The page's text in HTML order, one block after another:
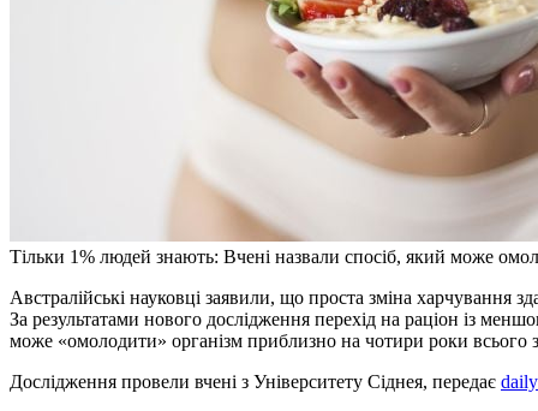
Тільки 1% людей знають: Вчені назвали спосіб, який може
Австралійські науковці заявили, що проста зміна харчування
За результатами нового дослідження перехід на раціон із
може «омолодити» організм приблизно на чотири роки всього
Дослідження провели вчені з Університету Сіднея, передає